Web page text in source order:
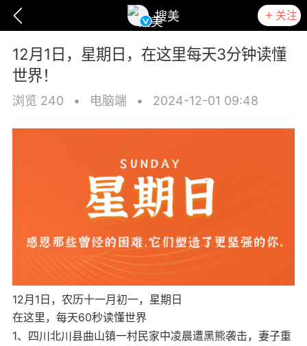
搜美 关注
卡卡动能素 无创溶斑术
美业357 芯诗妍
12月1日，星期日，在这里每天3分钟读懂
世界！
浏览 240 • 电脑端 • 2024-12-01 09:48
12月1日，农历十一月初一，星期日
在这里，每天60秒读懂世界
1、四川北川县曲山镇一村民家中凌晨遭黑熊袭击，妻子重